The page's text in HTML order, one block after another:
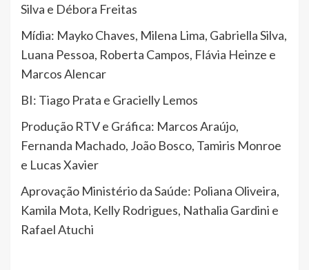
Silva e Débora Freitas
Mídia: Mayko Chaves, Milena Lima, Gabriella Silva,
Luana Pessoa, Roberta Campos, Flávia Heinze e
Marcos Alencar
BI: Tiago Prata e Gracielly Lemos
Produção RTV e Gráfica: Marcos Araújo,
Fernanda Machado, João Bosco, Tamiris Monroe
e Lucas Xavier
Aprovação Ministério da Saúde: Poliana Oliveira,
Kamila Mota, Kelly Rodrigues, Nathalia Gardini e
Rafael Atuchi